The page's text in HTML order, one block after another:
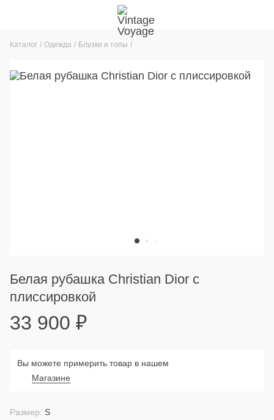
Каталог Одежда Блузки и топы
Белая рубашка Christian Dior с
плиссировкой
33 900 ₽
Вы можете примерить товар в нашем
Магазине
Размер: S